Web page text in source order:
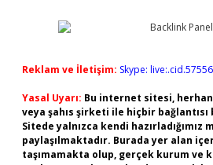
Reklam ve İletişim: Skype:
Yasal Uyarı: Bu internet sitesi,
veya şahıs şirketi ile hiçbir
Sitede yalnızca kendi hazırladığımız
paylaşılmaktadır. Burada yer alan
taşımamakta olup, gerçek kurum ve